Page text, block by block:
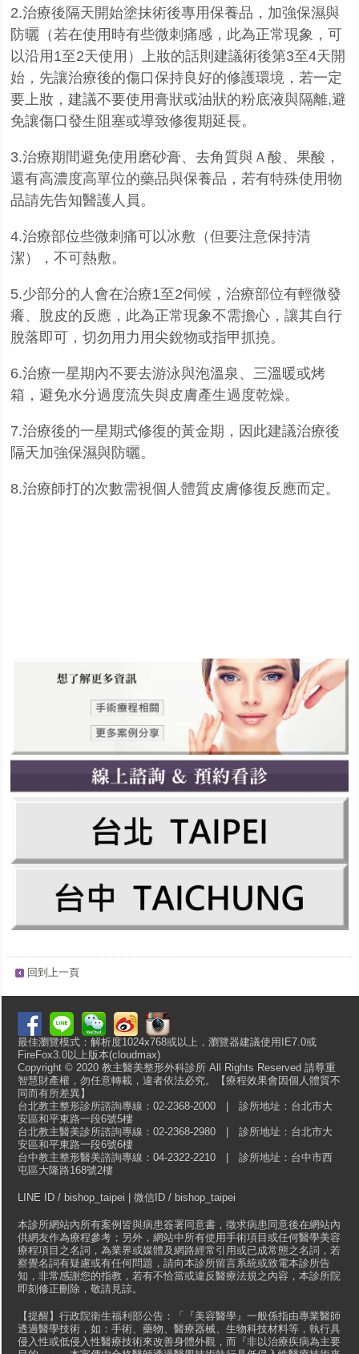
2.治療後隔天開始塗抹術後專用保養品，加強保濕與
防曬（若在使用時有些微刺痛感，此為正常現象，可
以沿用 1至2天使用）上妝的話則建議術後第3至4天開
始，先讓治療後的傷口保持良好的修護環境，若一定
要上妝，建議不要使用膏狀或油狀的粉底液與隔離,避
免讓傷口發生阻塞或導致修復期延長。
3.治療期間避免使用磨砂膏、去角質與Ａ酸、果酸，
還有高濃度高單位的藥品與保養品，若有特殊使用物
品請先告知醫護人員。
4.治療部位些微刺痛可以冰敷（但要注意保持清
潔），不可熱敷。
5.少部分的人會在治療1至2伺候，治療部位有輕微發
癢、脫皮的反應，此為正常現象不需擔心，讓其自行
脫落即可，切勿用力用尖銳物或指甲抓撓。
6.治療一星期內不要去游泳與泡溫泉、三溫暖或烤
箱，避免水分過度流失與皮膚產生過度乾燥。
7.治療後的一星期式修復的黃金期，因此建議治療後
隔天加強保濕與防曬。
8.治療師打的次數需視個人體質皮膚修復反應而定。
回到上一頁
最佳瀏覽模式：解析度1024x768或以上，瀏覽器建議使用IE7.0或
FireFox3.0以上版本(cloudmax)
Copyright © 2020 教主醫美整形外科診所 All Rights Reserved 請尊重
智慧財產權，勿任意轉載，違者依法必究。【療程效果會因個人體質不
同而有所差異】
台北教主整形診所諮詢專線：02-2368-2000 | 診所地址：台北市大
安區和平東路一段6號5樓
台北教主醫美診所諮詢專線：02-2368-2980 | 診所地址：台北市大
安區和平東路一段6號6樓
台中教主整形醫美諮詢專線：04-2322-2210 | 診所地址：台中市西
屯區大隆路168號2樓
LINE ID / bishop_taipei | 微信ID / bishop_taipei
本診所網站內所有案例皆與病患簽署同意書，徵求病患同意後在網站內
供網友作為療程參考；另外，網站中所有使用手術項目或任何醫學美容
療程項目之名詞，為業界或媒體及網路經常引用或已成常態之名詞，若
察覺名詞有疑慮或有任何問題，請向本診所留言系統或致電本診所告
知，非常感謝您的指教，若有不恰當或違反醫療法規之內容，本診所院
即刻修正刪除，敬請見諒。
【提醒】行政院衛生福利部公告：「『美容醫學』一般係指由專業醫師
透過醫學技術，如：手術、藥物、醫療器械、生物科技材料等，執行具
侵入性或低侵入性醫療技術來改善身體外觀，而『非以治療疾病為主要